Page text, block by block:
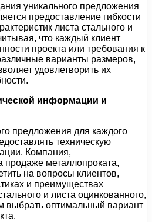
уникального предложения
предоставление гибкости
листа стального и
что каждый клиент
проекта или требования к
варианты размеров,
удовлетворить их
информации и
предложения для каждого
техническую
Компания,
металлопроката,
на вопросы клиентов,
и преимуществах
и листа оцинкованного,
выбрать оптимальный вариант